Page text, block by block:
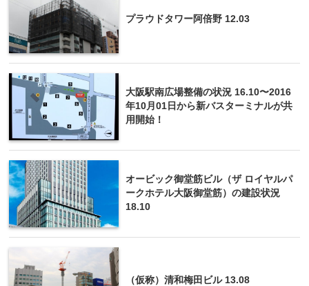
プラウドタワー阿倍野 12.03
大阪駅南広場整備の状況 16.10〜2016
年10月01日から新バスターミナルが共
用開始！
オービック御堂筋ビル（ザ ロイヤルパ
ークホテル大阪御堂筋）の建設状況
18.10
（仮称）清和梅田ビル 13.08